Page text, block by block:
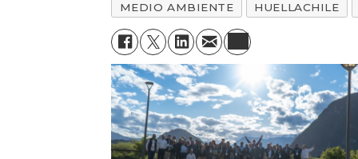
MEDIO AMBIENTE
HUELLACHILE